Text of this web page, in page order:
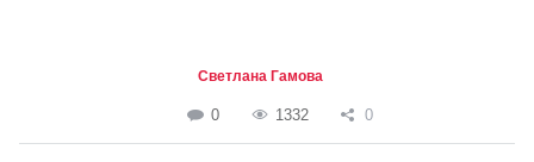
Светлана Гамова
0 1332 0